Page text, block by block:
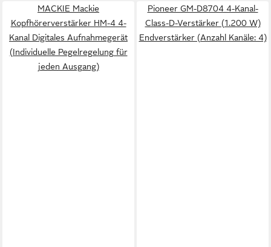
MACKIE Mackie
Kopfhörerverstärker HM-4 4-
Kanal Digitales Aufnahmegerät
(Individuelle Pegelregelung für
jeden Ausgang)
Pioneer GM-D8704 4-Kanal-
Class-D-Verstärker (1.200 W)
Endverstärker (Anzahl Kanäle: 4)